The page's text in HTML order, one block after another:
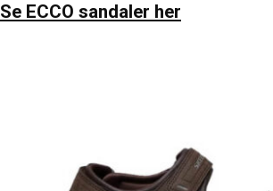
Se ECCO sandaler her